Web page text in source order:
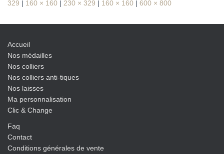
329 | 160 × 160 | 230 × 329 | 160 × 160 | 600 × 800
Accueil
Nos médailles
Nos colliers
Nos colliers anti-tiques
Nos laisses
Ma personnalisation
Clic & Change
Faq
Contact
Conditions générales de vente